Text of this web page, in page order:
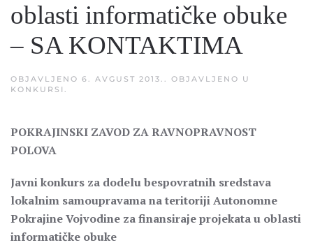
oblasti informatičke obuke
– SA KONTAKTIMA
OBJAVLJENO 6. AVGUST 2013. . OBJAVLJENO U
KONKURSI .
POKRAJINSKI ZAVOD ZA RAVNOPRAVNOST
POLOVA
Javni konkurs za dodelu bespovratnih sredstava
lokalnim samoupravama na teritoriji Autonomne
Pokrajine Vojvodine za finansiraje projekata u oblasti
informatičke obuke